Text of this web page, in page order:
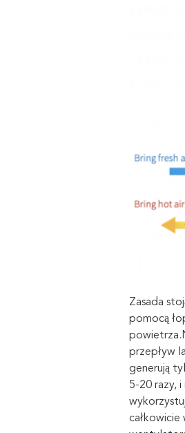
Zasada
pomocą
przepływ
generują
5-20 razy,